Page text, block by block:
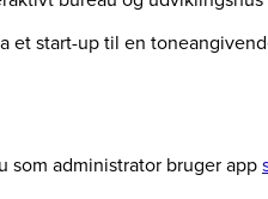
et start-up til en
som administrator bruger app